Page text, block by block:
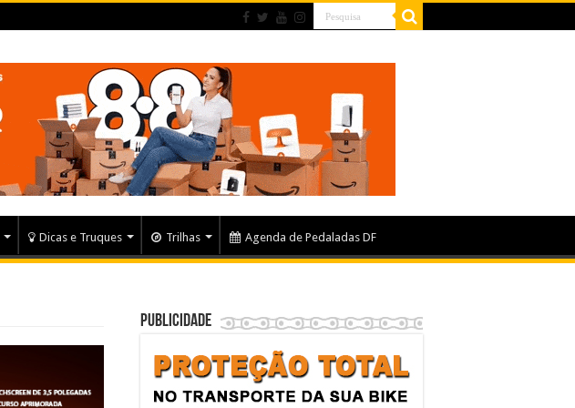
Dicas e Truques Trilhas Agenda de Pedaladas DF
Publicidade